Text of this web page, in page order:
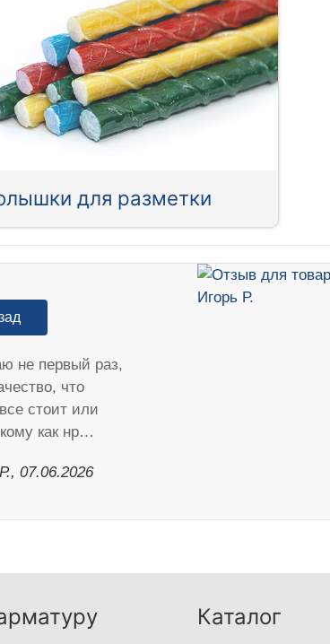
для разметки
не первый раз,
что
стоит или
как нр…
07.06.2026
Каталог